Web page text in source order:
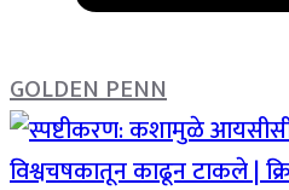
GOLDEN PENN